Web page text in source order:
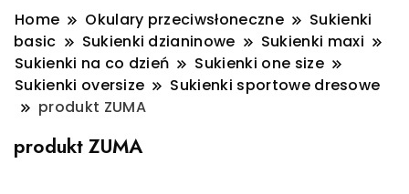
Home Okulary przeciwsłoneczne
Sukienki
basic
Sukienki dzianinowe
Sukienki maxi
Sukienki na co dzień
Sukienki one size
Sukienki oversize
Sukienki sportowe dresowe
produkt ZUMA
produkt ZUMA